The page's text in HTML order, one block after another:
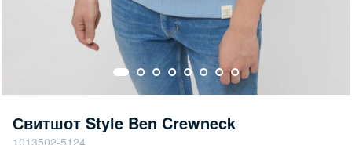
Свитшот Style Ben Crewneck
1013502-5124